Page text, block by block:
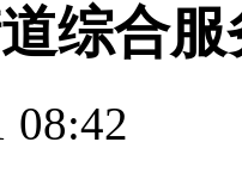
综合
08:42